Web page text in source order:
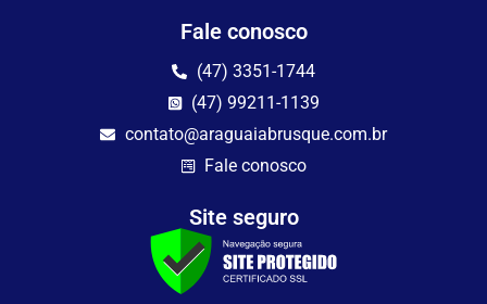
Fale conosco
(47) 3351-1744
(47) 99211-1139
contato@araguaiabrusque.com.br
Fale conosco
Site seguro